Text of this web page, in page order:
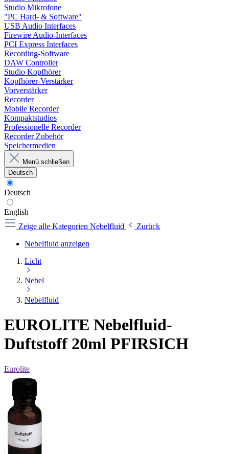
Studio Mikrofone
"PC Hard- & Software"
USB Audio Interfaces
Firewire Audio-Interfaces
PCI Express Interfaces
Recording-Software
DAW Controller
Studio Kopfhörer
Kopfhörer-Verstärker
Vorverstärker
Recorder
Mobile Recorder
Kompaktstudios
Professionelle Recorder
Recorder Zubehör
Speichermedien
Menü schließen
Deutsch
Deutsch
English
Zeige alle Kategorien Nebelfluid
Zurück
Nebelfluid anzeigen
Licht
Nebel
Nebelfluid
EUROLITE Nebelfluid-
Duftstoff 20ml PFIRSICH
Eurolite